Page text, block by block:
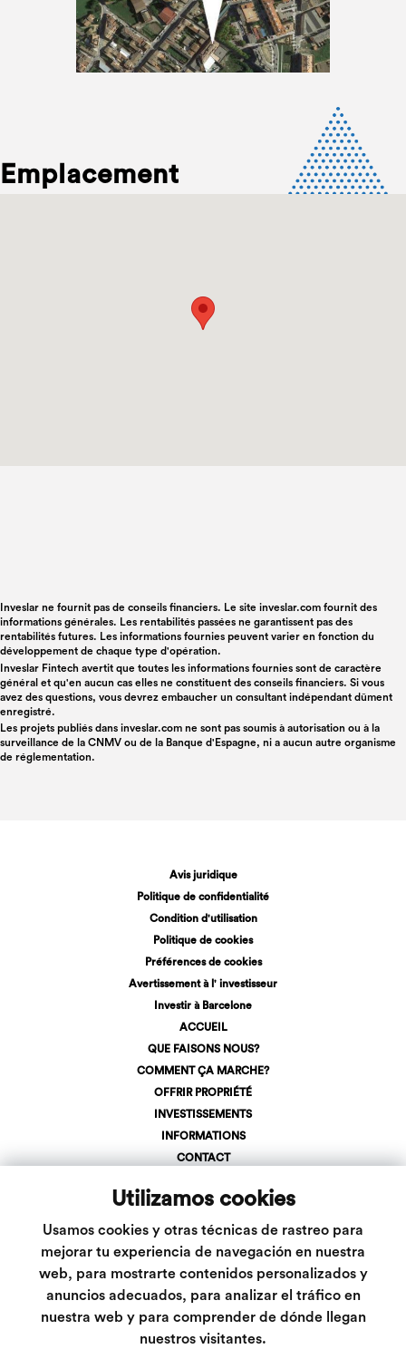
Utilizamos cookies
Usamos cookies y otras técnicas de rastreo para
mejorar tu experiencia de navegación en nuestra
web, para mostrarte contenidos personalizados y
anuncios adecuados, para analizar el tráfico en
nuestra web y para comprender de dónde llegan
nuestros visitantes.
Emplacement
Inveslar ne fournit pas de conseils financiers. Le site inveslar.com fournit des
informations générales. Les rentabilités passées ne garantissent pas des
rentabilités futures. Les informations fournies peuvent varier en fonction du
développement de chaque type d'opération.
Inveslar Fintech avertit que toutes les informations fournies sont de caractère
général et qu'en aucun cas elles ne constituent des conseils financiers. Si vous
avez des questions, vous devrez embaucher un consultant indépendant dûment
enregistré.
Les projets publiés dans inveslar.com ne sont pas soumis à autorisation ou à la
surveillance de la CNMV ou de la Banque d'Espagne, ni a aucun autre organisme
de réglementation.
Avis juridique
Politique de confidentialité
Condition d'utilisation
Politique de cookies
Préférences de cookies
Avertissement à l' investisseur
Investir à Barcelone
ACCUEIL
QUE FAISONS NOUS?
COMMENT ÇA MARCHE?
OFFRIR PROPRIÉTÉ
INVESTISSEMENTS
INFORMATIONS
CONTACT
LOGIN
+34 623 107 275
info@inveslar.com
Suivez-nous